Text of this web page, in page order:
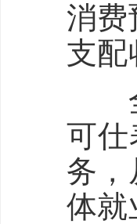
消费
支配
全
可仕
务，
体就